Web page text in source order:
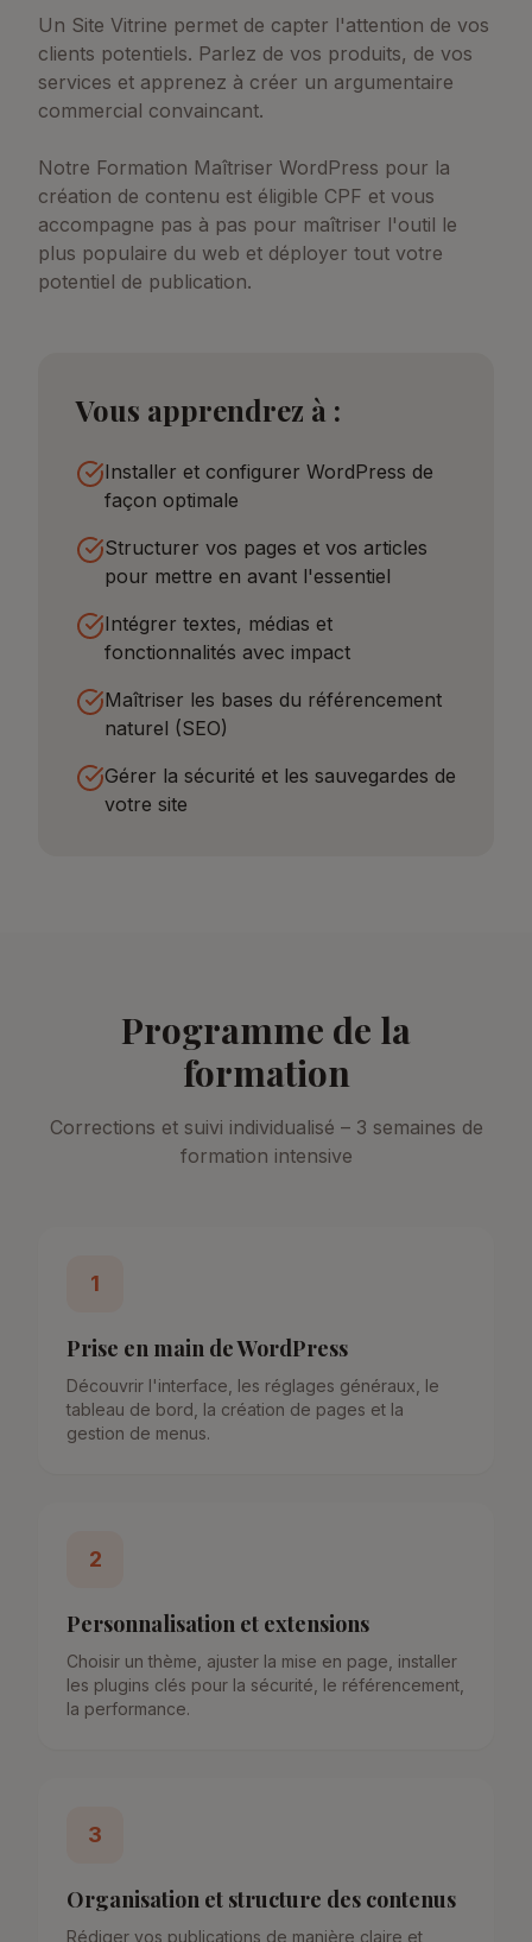
Un Site Vitrine permet de capter l'attention de vos
clients potentiels. Parlez de vos produits, de vos
services et apprenez à créer un argumentaire
commercial convaincant.
Notre Formation Maîtriser WordPress pour la
création de contenu est éligible CPF et vous
accompagne pas à pas pour maîtriser l'outil le
plus populaire du web et déployer tout votre
potentiel de publication.
Vous apprendrez à :
Installer et configurer WordPress de
façon optimale
Structurer vos pages et vos articles
pour mettre en avant l'essentiel
Intégrer textes, médias et
fonctionnalités avec impact
Maîtriser les bases du référencement
naturel (SEO)
Gérer la sécurité et les sauvegardes de
votre site
Programme de la
formation
Corrections et suivi individualisé – 3 semaines de
formation intensive
1
Prise en main de WordPress
Découvrir l'interface, les réglages généraux, le
tableau de bord, la création de pages et la
gestion de menus.
2
Personnalisation et extensions
Choisir un thème, ajuster la mise en page, installer
les plugins clés pour la sécurité, le référencement,
la performance.
3
Organisation et structure des contenus
Rédiger vos publications de manière claire et